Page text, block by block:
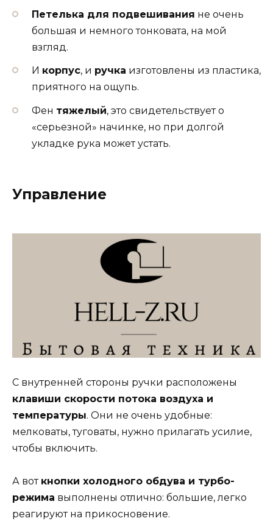
Петелька для подвешивания не очень
большая и немного тонковата, на мой
взгляд.
И корпус, и ручка изготовлены из пластика,
приятного на ощупь.
Фен тяжелый, это свидетельствует о
«серьезной» начинке, но при долгой
укладке рука может устать.
Управление
С внутренней стороны ручки расположены
клавиши скорости потока воздуха и
температуры. Они не очень удобные:
мелковаты, туговаты, нужно прилагать усилие,
чтобы включить.
А вот кнопки холодного обдува и турбо-
режима выполнены отлично: большие, легко
реагируют на прикосновение.